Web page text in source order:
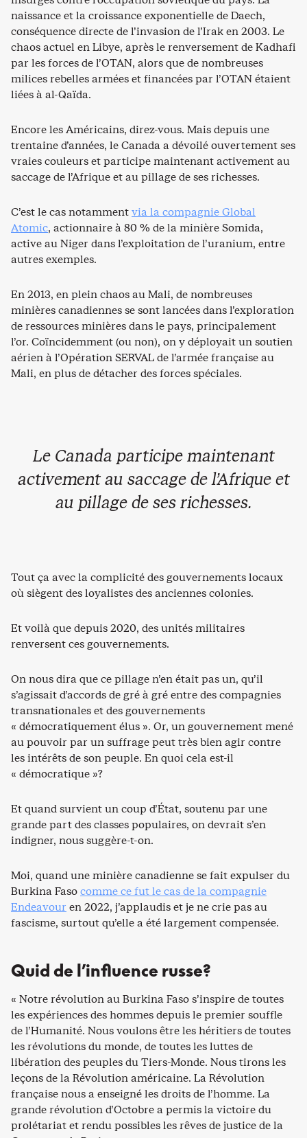
naissance et la croissance exponentielle de Daech,
conséquence directe de l’invasion de l’Irak en 2003. Le
chaos actuel en Libye, après le renversement de Kadhafi
par les forces de l’OTAN, alors que de nombreuses
milices rebelles armées et financées par l’OTAN étaient
liées à al-Qaïda.
Encore les Américains, direz-vous. Mais depuis une
trentaine d’années, le Canada a dévoilé ouvertement ses
vraies couleurs et participe maintenant activement au
saccage de l’Afrique et au pillage de ses richesses.
C’est le cas notammentvia la compagnie Global
Atomic, actionnaire à 80 % de la minière Somida,
active au Niger dans l’exploitation de l’uranium, entre
autres exemples.
En 2013, en plein chaos au Mali, de nombreuses
minières canadiennes se sont lancées dans l’exploration
de ressources minières dans le pays, principalement
l’or. Coïncidemment (ou non), on y déployait un soutien
aérien à l’Opération SERVAL de l’armée française au
Mali, en plus de détacher des forces spéciales.
Le Canada participe maintenant
activement au saccage de l’Afrique et
au pillage de ses richesses.
Tout ça avec la complicité des gouvernements locaux
où siègent des loyalistes des anciennes colonies.
Et voilà que depuis 2020, des unités militaires
renversent ces gouvernements.
On nous dira que ce pillage n’en était pas un, qu’il
s’agissait d’accords de gré à gré entre des compagnies
transnationales et des gouvernements
« démocratiquement élus ». Or, un gouvernement mené
au pouvoir par un suffrage peut très bien agir contre
les intérêts de son peuple. En quoi cela est-il
« démocratique »?
Et quand survient un coup d’État, soutenu par une
grande part des classes populaires, on devrait s’en
indigner, nous suggère-t-on.
Moi, quand une minière canadienne se fait expulser du
Burkina Fasocomme ce fut le cas de la compagnie
Endeavour en 2022, j’applaudis et je ne crie pas au
fascisme, surtout qu’elle a été largement compensée.
Quid de l’influence russe?
« Notre révolution au Burkina Faso s’inspire de toutes
les expériences des hommes depuis le premier souffle
de l’Humanité. Nous voulons être les héritiers de toutes
les révolutions du monde, de toutes les luttes de
libération des peuples du Tiers-Monde. Nous tirons les
leçons de la Révolution américaine. La Révolution
française nous a enseigné les droits de l’homme. La
grande révolution d’Octobre a permis la victoire du
prolétariat et rendu possibles les rêves de justice de la